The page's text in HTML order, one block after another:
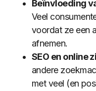
Beïnvloeding
Veel
voordat ze een
afnemen.
SEO en online
andere
met veel (en